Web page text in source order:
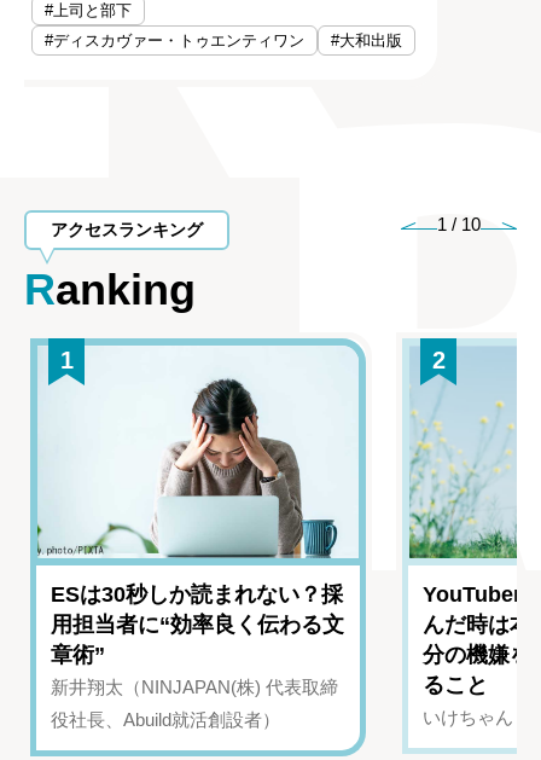
#上司と部下
#ディスカヴァー・トゥエンティワン
#大和出版
アクセスランキング
Ranking
1 / 10
1
ESは30秒しか読まれない？採
用担当者に“効率良く伝わる文
章術”
新井翔太（NINJAPAN(株) 代表取締
役社長、Abuild就活創設者）
2
YouTuber
んだ時は
分の機嫌を
ること
いけちゃん（